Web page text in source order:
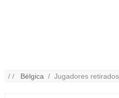
/ / Bélgica / Jugadores retirados